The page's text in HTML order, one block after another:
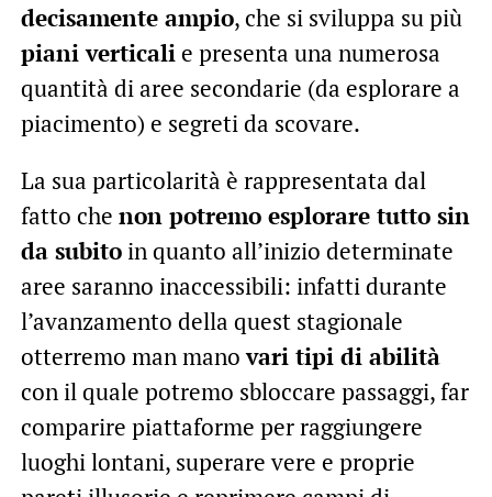
decisamente ampio, che si sviluppa su più
piani verticalie presenta una numerosa
quantità di aree secondarie (da esplorare a
piacimento) e segreti da scovare.
La sua particolarità è rappresentata dal
fatto che non potremo esplorare tutto sin
da subitoin quanto all’inizio determinate
aree saranno inaccessibili: infatti durante
l’avanzamento della quest stagionale
otterremo man manovari tipi di abilità
con il quale potremo sbloccare passaggi, far
comparire piattaforme per raggiungere
luoghi lontani, superare vere e proprie